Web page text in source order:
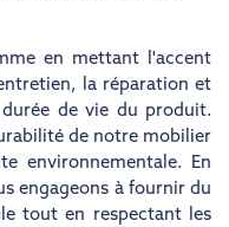
en mettant l'accent
la réparation et
de vie du produit.
de notre mobilier
environnementale. En
engageons à fournir du
tout en respectant les